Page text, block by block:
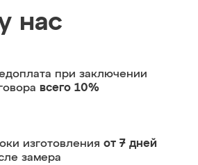
нас
при заключении
всего 10%
изготовления от 7 дней
замера